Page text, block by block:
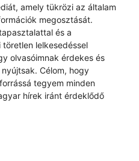
amely tükrözi az általam
megosztását.
és a
lelkesedéssel
olvasóimnak érdekes és
Célom, hogy
tegyem minden
hírek iránt érdeklődő